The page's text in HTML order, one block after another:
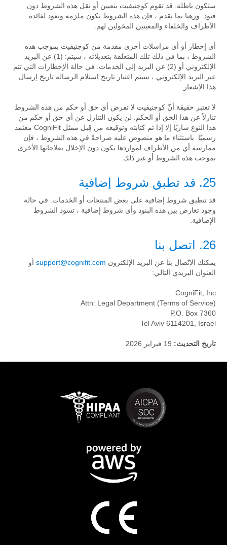
ستكون باطلة. قد تقوم كوجنيفيت بتعيين أو نقل هذه الشروط دون
قيود. ورهنا بما تقدم ، فإن هذه الشروط تكون ملزمة وتعود لفائدة
الأطراف والخلفاء والمعينين المخولين لهم.
أي إخطار أو أي مراسلات أخرى مقدمة من كوجنيفيت بموجب هذه
الشروط ، بما في ذلك تلك المتعلقة بتعديلاته ، سيتم: (1) عن البريد
الإلكتروني أو (2) عن البريد إلى الخدمات. في حالة الإخطارات التي تتم
عبر البريد الإلكتروني ، سيتم اعتبار تاريخ استلام الرسالة تاريخ إرسال
هذا الإشعار.
لا تعتبر حقيقة أنّ كوجنيفيت لا تفرض أي حق أو حكم من هذه الشروط
تنازلاً عن هذا الحق أو الحكم. لن يكون التنازل عن أي حق أو حكم من
هذا النوع ساريًا إلا إذا تم كتابته وتوقيعه من قِبل ممثل CogniFit معتمد
رسميًا. باستثناء ما هو منصوص عليه صراحةً في هذه الشروط ، فإن
ممارسة أي من الأطراف لمواردها تكون دون الإخلال بعلاجاتها الأخرى
بموجب هذه الشروط أو غير ذلك.
25. قد تطبق شروط إضافية
قد تنطبق شروط إضافية على بعض المنتجات أو الخدمات. في حالة
وجود تعارض بين هذه البنود وأي شروط إضافية ، تسود الشروط
الإضافية.
26. اتصل بنا
يمكنك الاتّصال بنا عن البريد الإلكترون support@cognifit.com أو
العنوان البريدي التالي:
CogniFit, Inc.
Attn: Legal Department (Terms of Service)
P.O. Box 7360
Tel Aviv 6114201, Israel
تاريخ التحديث: